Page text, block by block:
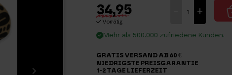
34,95
Vorrätig
Menge
+
Mehr als 500.000 zufriedene Kunden.
GRATIS VERSAND AB 60 €
NIEDRIGSTE PREISGARANTIE
1-2 TAGE LIEFERZEIT